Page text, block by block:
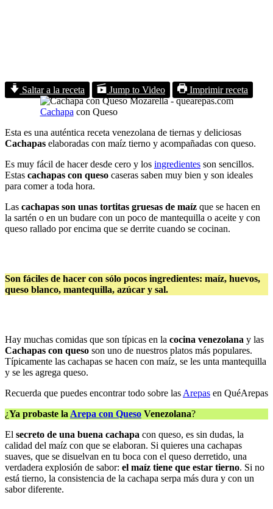
Saltar a la receta Jump to Video Imprimir receta
Cachapa con Queso
Esta es una auténtica receta venezolana de tiernas y deliciosas
Cachapas elaboradas con maíz tierno y acompañadas con queso.
Es muy fácil de hacer desde cero y los ingredientes son sencillos.
Estas cachapas con queso caseras saben muy bien y son ideales
para comer a toda hora.
Las cachapas son unas tortitas gruesas de maíz que se hacen en
la sartén o en un budare con un poco de mantequilla o aceite y con
queso rallado por encima que se derrite cuando se cocinan.
Son fáciles de hacer con sólo pocos ingredientes: maíz, huevos,
queso blanco, mantequilla, azúcar y sal.
Hay muchas comidas que son típicas en la cocina venezolana y las
Cachapas con queso son uno de nuestros platos más populares.
Típicamente las cachapas se hacen con maíz, se les unta mantequilla
y se les agrega queso.
Recuerda que puedes encontrar todo sobre las Arepas en QuéArepas
¿Ya probaste la Arepa con Queso Venezolana?
El secreto de una buena cachapa con queso, es sin dudas, la
calidad del maíz con que se elaboran. Si quieres una cachapas
suaves, que se disuelvan en tu boca con el queso derretido, una
verdadera explosión de sabor: el maíz tiene que estar tierno. Si no
está tierno, la consistencia de la cachapa serpa más dura y con un
sabor diferente.